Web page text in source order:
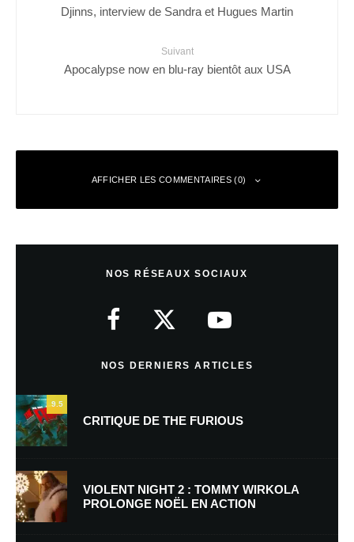
Djinns, interview de Sandra et Hugues Martin
Suivant
Apocalypse now en blu-ray bientôt aux USA
AFFICHER LES COMMENTAIRES (0)
Nom*
NOS RÉSEAUX SOCIAUX
NOS DERNIERS ARTICLES
9.5
CRITIQUE DE THE FURIOUS
VIOLENT NIGHT 2 : TOMMY WIRKOLA
PROLONGE NOËL EN ACTION